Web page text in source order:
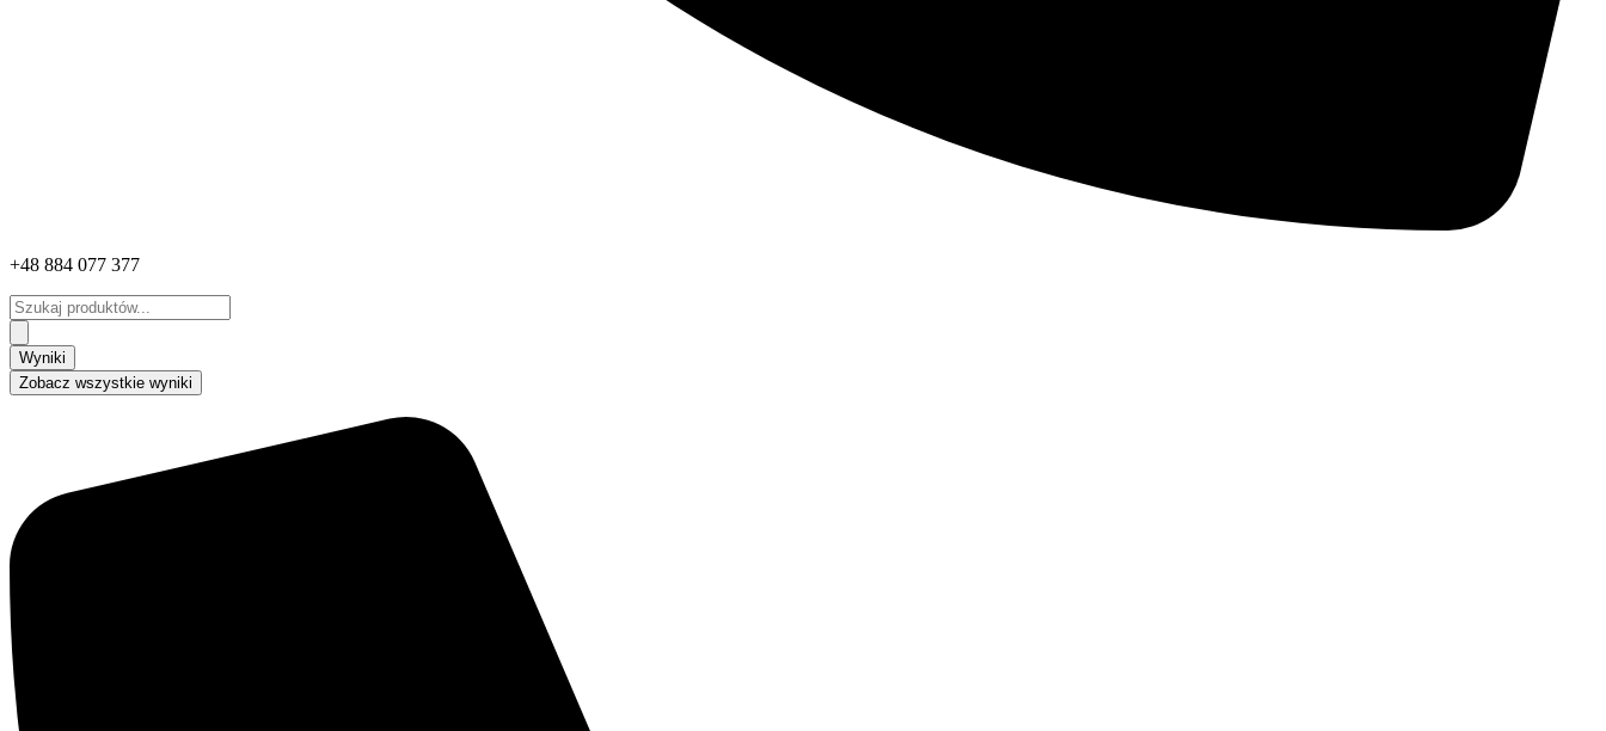
+48 884 077 377
Search
...
Wyniki
Zobacz wszystkie wyniki